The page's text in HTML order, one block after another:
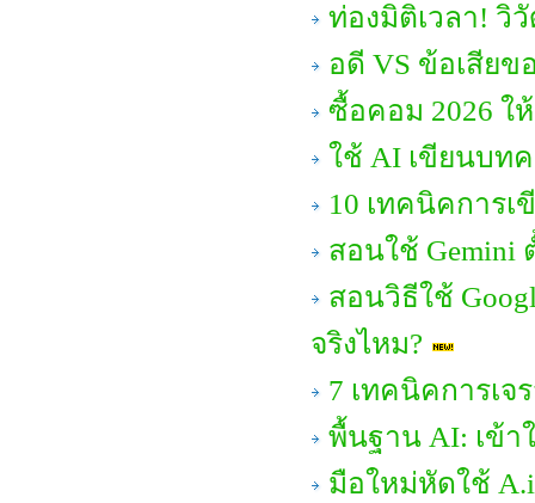
ท่องมิติเวลา! วิ
อดี VS ข้อเสีย
ซื้อคอม 2026 ใ
ใช้ AI เขียนบท
10 เทคนิคการเ
สอนใช้ Gemini
สอนวิธีใช้
จริงไหม?
7 เทคนิคการเจ
พื้นฐาน AI: เข้า
มือใหม่หัดใช้